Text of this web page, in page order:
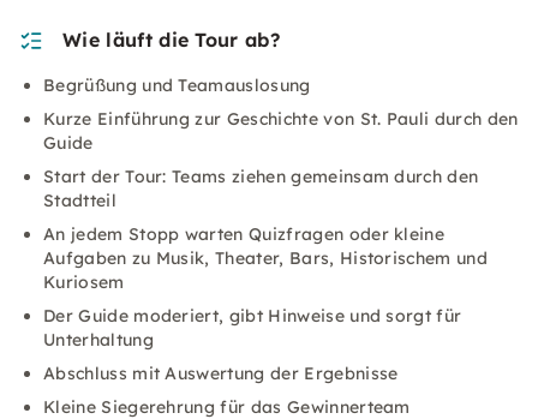
Wie läuft die Tour ab?
Begrüßung und Teamauslosung
Kurze Einführung zur Geschichte von St. Pauli durch den
Guide
Start der Tour: Teams ziehen gemeinsam durch den
Stadtteil
An jedem Stopp warten Quizfragen oder kleine
Aufgaben zu Musik, Theater, Bars, Historischem und
Kuriosem
Der Guide moderiert, gibt Hinweise und sorgt für
Unterhaltung
Abschluss mit Auswertung der Ergebnisse
Kleine Siegerehrung für das Gewinnerteam